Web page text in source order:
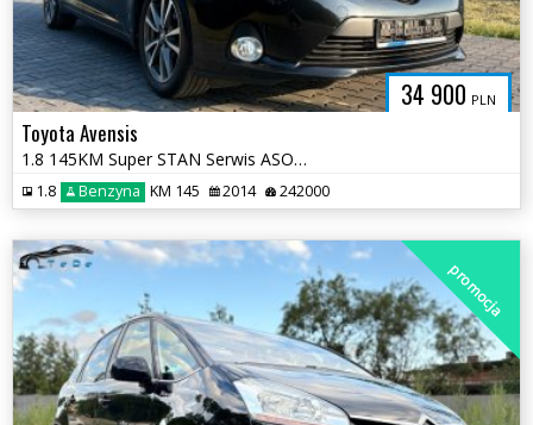
34 900 PLN
Toyota Avensis
1.8 145KM Super STAN Serwis ASO 2 kluczyki 2 komplety Opon Bogata Wers
1.8 Benzyna KM 145 2014 242000
promocja